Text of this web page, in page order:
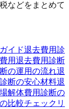
などをまとめて
イド退去費用診
用退去費用診断
の運用の流れ退
断の安心材料退
解体費用診断の
比較チェックリ